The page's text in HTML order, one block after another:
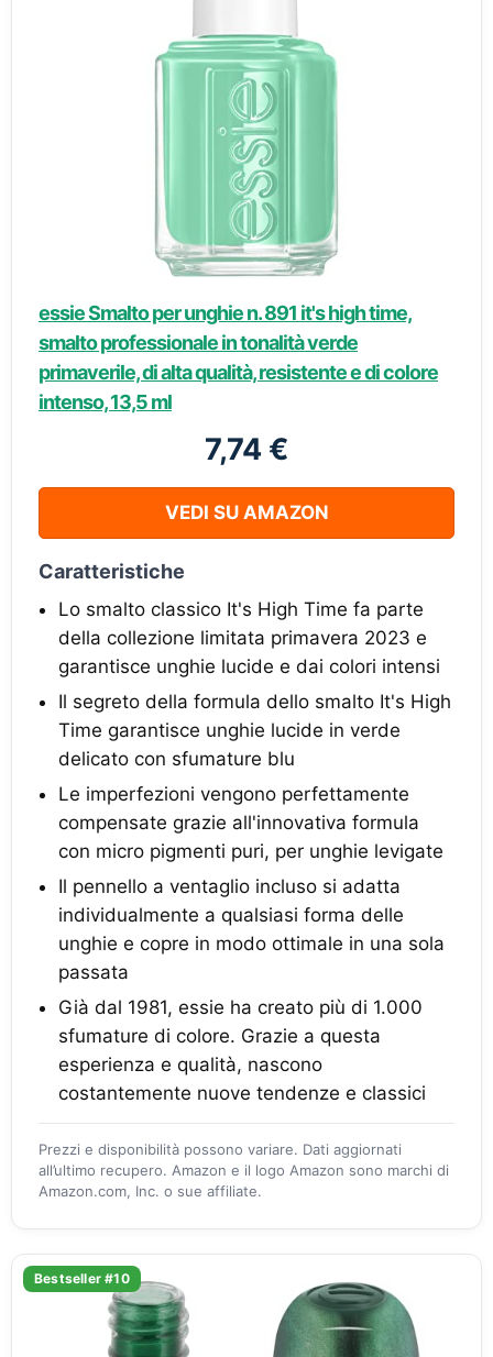
essie Smalto per unghie n. 891 it's high time,
smalto professionale in tonalità verde
primaverile, di alta qualità, resistente e di colore
intenso, 13,5 ml
7,74 €
VEDI SU AMAZON
Caratteristiche
Lo smalto classico It's High Time fa parte
della collezione limitata primavera 2023 e
garantisce unghie lucide e dai colori intensi
Il segreto della formula dello smalto It's High
Time garantisce unghie lucide in verde
delicato con sfumature blu
Le imperfezioni vengono perfettamente
compensate grazie all'innovativa formula
con micro pigmenti puri, per unghie levigate
Il pennello a ventaglio incluso si adatta
individualmente a qualsiasi forma delle
unghie e copre in modo ottimale in una sola
passata
Già dal 1981, essie ha creato più di 1.000
sfumature di colore. Grazie a questa
esperienza e qualità, nascono
costantemente nuove tendenze e classici
Prezzi e disponibilità possono variare. Dati aggiornati
all’ultimo recupero. Amazon e il logo Amazon sono marchi di
Amazon.com, Inc. o sue affiliate.
Bestseller #10